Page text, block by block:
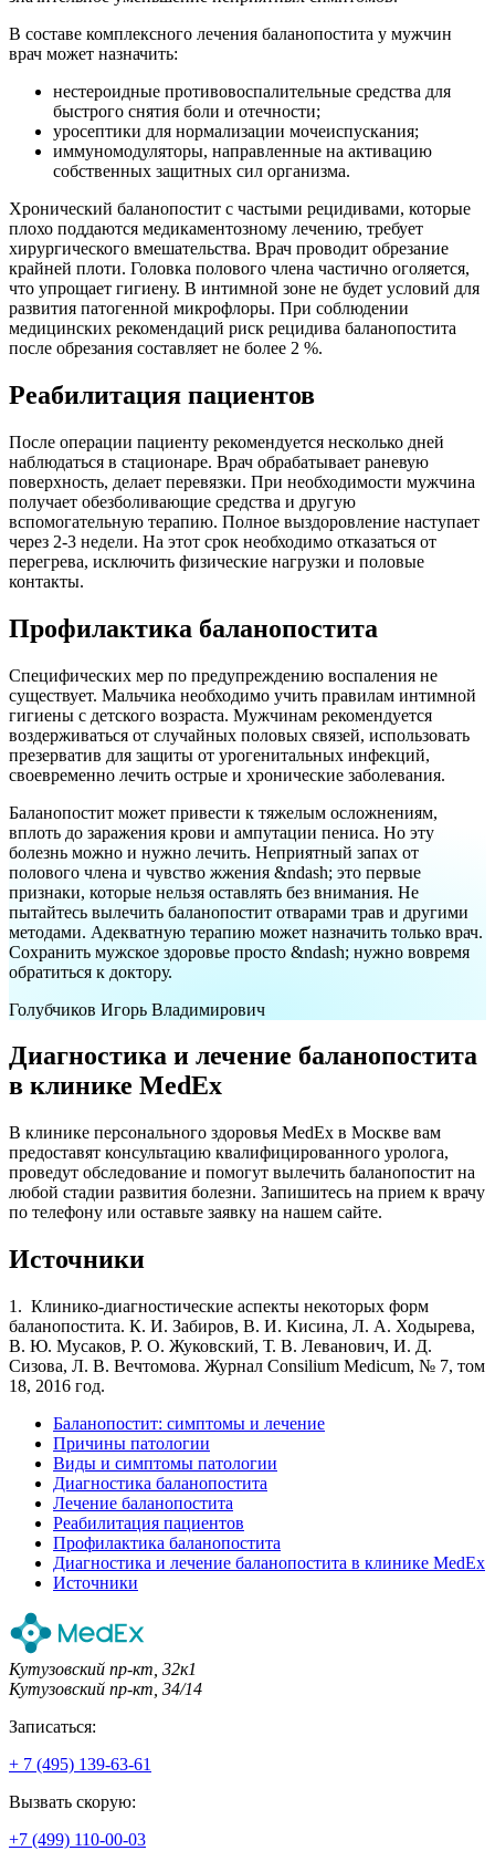
В составе комплексного лечения баланопостита у мужчин
врач может назначить:
нестероидные противовоспалительные средства для
быстрого снятия боли и отечности;
уросептики для нормализации мочеиспускания;
иммуномодуляторы, направленные на активацию
собственных защитных сил организма.
Хронический баланопостит с частыми рецидивами, которые
плохо поддаются медикаментозному лечению, требует
хирургического вмешательства. Врач проводит обрезание
крайней плоти. Головка полового члена частично оголяется,
что упрощает гигиену. В интимной зоне не будет условий для
развития патогенной микрофлоры. При соблюдении
медицинских рекомендаций риск рецидива баланопостита
после обрезания составляет не более 2 %.
Реабилитация пациентов
После операции пациенту рекомендуется несколько дней
наблюдаться в стационаре. Врач обрабатывает раневую
поверхность, делает перевязки. При необходимости мужчина
получает обезболивающие средства и другую
вспомогательную терапию. Полное выздоровление наступает
через 2-3 недели. На этот срок необходимо отказаться от
перегрева, исключить физические нагрузки и половые
контакты.
Профилактика баланопостита
Специфических мер по предупреждению воспаления не
существует. Мальчика необходимо учить правилам интимной
гигиены с детского возраста. Мужчинам рекомендуется
воздерживаться от случайных половых связей, использовать
презерватив для защиты от урогенитальных инфекций,
своевременно лечить острые и хронические заболевания.
Баланопостит может привести к тяжелым осложнениям,
вплоть до заражения крови и ампутации пениса. Но эту
болезнь можно и нужно лечить. Неприятный запах от
полового члена и чувство жжения &ndash; это первые
признаки, которые нельзя оставлять без внимания. Не
пытайтесь вылечить баланопостит отварами трав и другими
методами. Адекватную терапию может назначить только врач.
Сохранить мужское здоровье просто &ndash; нужно вовремя
обратиться к доктору.
Голубчиков Игорь Владимирович
Диагностика и лечение баланопостита
в клинике MedEx
В клинике персонального здоровья MedEx в Москве вам
предоставят консультацию квалифицированного уролога,
проведут обследование и помогут вылечить баланопостит на
любой стадии развития болезни. Запишитесь на прием к врачу
по телефону или оставьте заявку на нашем сайте.
Источники
1. Клинико-диагностические аспекты некоторых форм
баланопостита. К. И. Забиров, В. И. Кисина, Л. А. Ходырева,
В. Ю. Мусаков, Р. О. Жуковский, Т. В. Леванович, И. Д.
Сизова, Л. В. Вечтомова. Журнал Consilium Medicum, № 7, том
18, 2016 год.
Баланопостит: симптомы и лечение
Причины патологии
Виды и симптомы патологии
Диагностика баланопостита
Лечение баланопостита
Реабилитация пациентов
Профилактика баланопостита
Диагностика и лечение баланопостита в клинике MedEx
Источники
Кутузовский пр-кт, 32к1
Кутузовский пр-кт, 34/14
Записаться:
+ 7 (495) 139-63-61
Вызвать скорую:
+7 (499) 110-00-03